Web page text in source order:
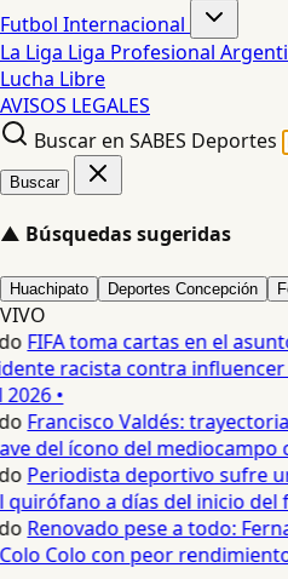
Futbol Internacional
La Liga Liga Profesional
Lucha Libre
AVISOS LEGALES
Buscar en SABES Deportes
Buscar
▲ Búsquedas sugeridas
Huachipato Deportes Concepción
VIVO
FIFA toma cartas en el
racista contra influencer
•
Francisco Valdés:
del ícono del mediocampo
Periodista deportivo sufre
a días del inicio del
Renovado pese a todo:
Colo con peor